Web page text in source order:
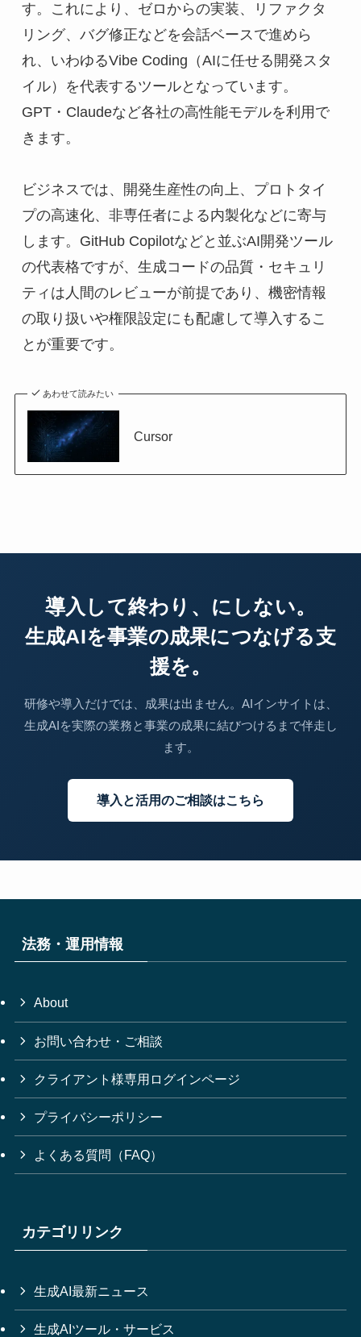
す。これにより、ゼロからの実装、リファクタ
リング、バグ修正などを会話ベースで進めら
れ、いわゆるVibe Coding（AIに任せる開発スタ
イル）を代表するツールとなっています。
GPT・Claudeなど各社の高性能モデルを利用で
きます。
ビジネスでは、開発生産性の向上、プロトタイ
プの高速化、非専任者による内製化などに寄与
します。GitHub Copilotなどと並ぶAI開発ツール
の代表格ですが、生成コードの品質・セキュリ
ティは人間のレビューが前提であり、機密情報
の取り扱いや権限設定にも配慮して導入するこ
とが重要です。
あわせて読みたい
Cursor
導入して終わり、にしない。
生成AIを事業の成果につなげる支
援を。
研修や導入だけでは、成果は出ません。AIインサイトは、
生成AIを実際の業務と事業の成果に結びつけるまで伴走し
ます。
導入と活用のご相談はこちら
法務・運用情報
About
お問い合わせ・ご相談
クライアント様専用ログインページ
プライバシーポリシー
よくある質問（FAQ）
カテゴリリンク
生成AI最新ニュース
生成AIツール・サービス